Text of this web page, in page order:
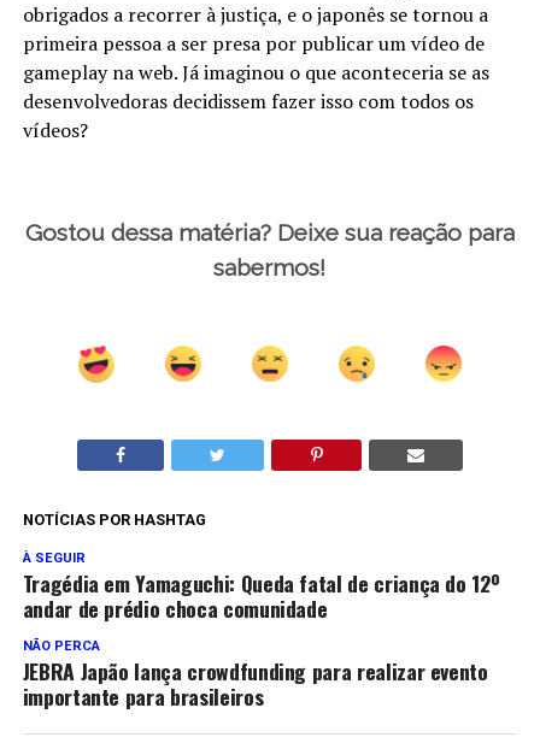
obrigados a recorrer à justiça, e o japonês se tornou a
primeira pessoa a ser presa por publicar um vídeo de
gameplay na web. Já imaginou o que aconteceria se as
desenvolvedoras decidissem fazer isso com todos os
vídeos?
Gostou dessa matéria? Deixe sua reação para
sabermos!
NOTÍCIAS POR HASHTAG
À SEGUIR
Tragédia em Yamaguchi: Queda fatal de criança do 12º
andar de prédio choca comunidade
NÃO PERCA
JEBRA Japão lança crowdfunding para realizar evento
importante para brasileiros